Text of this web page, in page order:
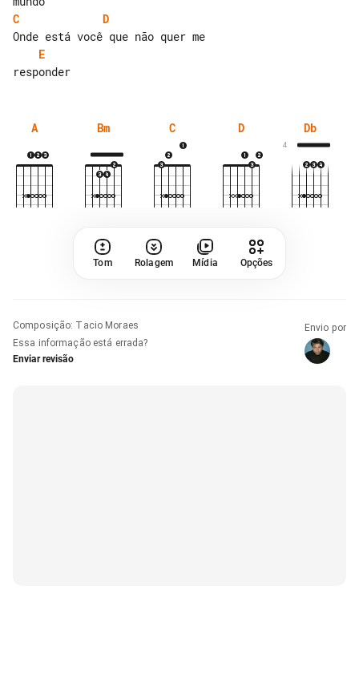
C
D
E
A Bm C D Db
4
Tom Rolagem Mídia Opções
Composição: Tacio Moraes
Essa informação está errada?
Enviar revisão
Envio por